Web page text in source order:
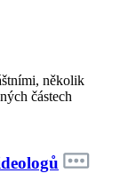
několik
částech